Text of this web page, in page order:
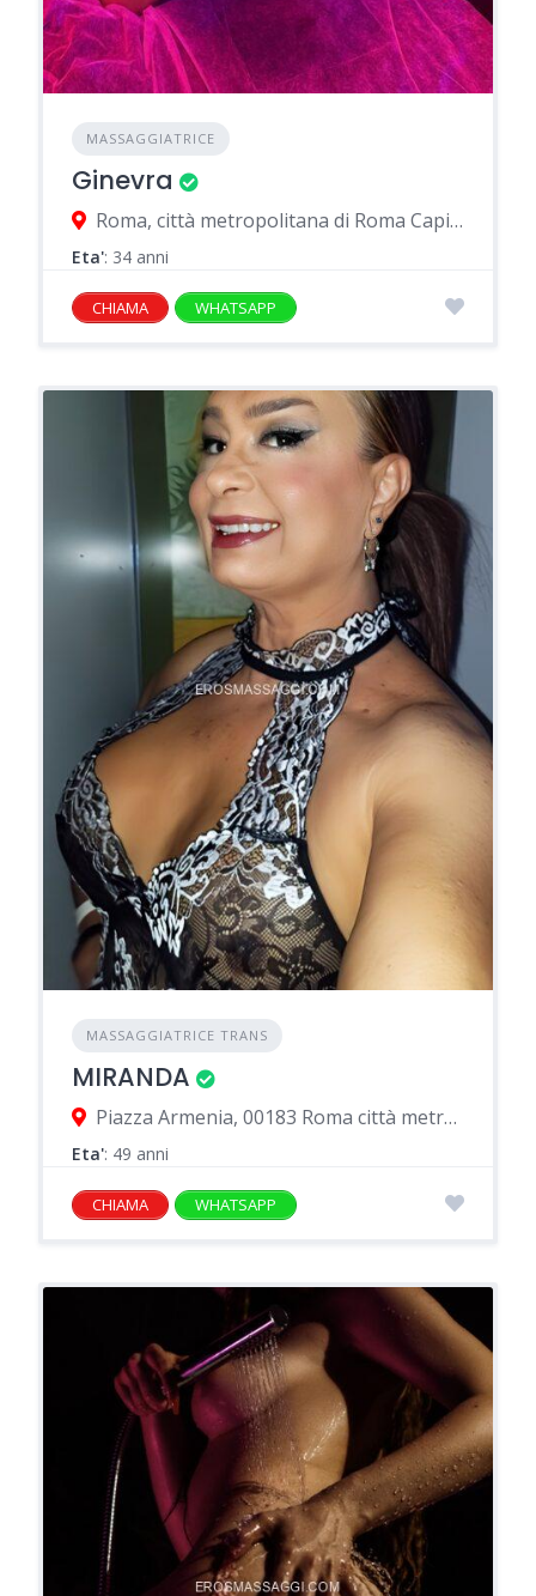
MASSAGGIATRICE
Ginevra
Roma, città metropolitana di Roma Capitale, Italia
Eta': 34 anni
CHIAMA WHATSAPP
MASSAGGIATRICE TRANS
MIRANDA
Piazza Armenia, 00183 Roma città metropolitana di Roma Capitale, Italia
Eta': 49 anni
CHIAMA WHATSAPP